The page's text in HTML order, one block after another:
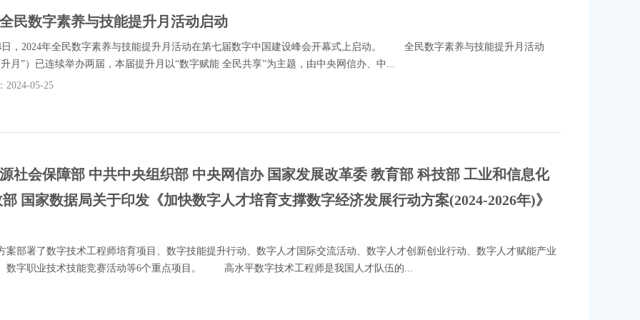
民数字素养与技能提升月活动启动
2024年全民数字素养与技能提升月活动在第七届数字中国建设峰会开幕式上启动。 全民数字素养与技能提升月活动
月”）已连续举办两届，本届提升月以“数字赋能 全民共享”为主题，由中央网信办、中...
2024-05-25
社会保障部 中共中央组织部 中央网信办 国家发展改革委 教育部 科技部 工业和信息化
国家数据局关于印发《加快数字人才培育支撑数字经济发展行动方案(2024-2026年)》
署了数字技术工程师培育项目、数字技能提升行动、数字人才国际交流活动、数字人才创新创业行动、数字人才赋能产业
数字职业技术技能竞赛活动等6个重点项目。 高水平数字技术工程师是我国人才队伍的...